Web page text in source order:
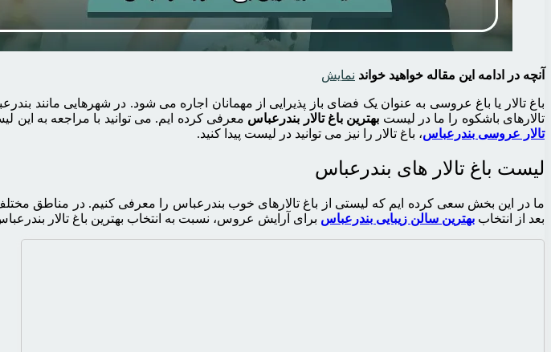
آنچه در ادامه این مقاله خواهید خواند نمایش
باغ تالار یا باغ عروسی به عنوان یک فضای باز پذیرایی از مهمانان اجاره می شود. در شهرهایی مانند
تالارهای باشکوه را ما در لیست بهترین باغ تالار بندرعباس معرفی کرده ایم. می توانید با مراجعه به این
تالار عروسی بندرعباس، باغ تالار را نیز می توانید در لیست پیدا کنید.
لیست باغ تالار های بندرعباس
ما در این بخش سعی کرده ایم که لیستی از باغ تالارهای خوب بندرعباس را معرفی کنیم. در مناطق مختلف
بعد از انتخاب بهترین سالن زیبایی بندرعباس برای آرایش عروس، نسبت به انتخاب بهترین باغ تالار